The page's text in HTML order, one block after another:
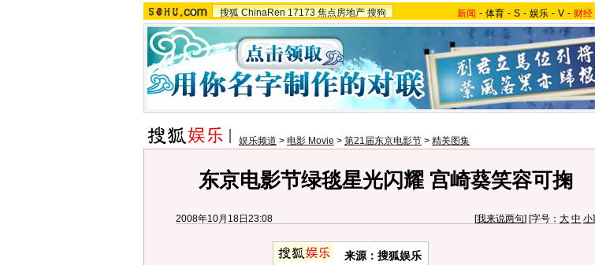
搜狐 ChinaRen 17173 焦点房地产 搜狗 新闻 - 体育 - S - 娱乐 - V - 财经
娱乐频道 > 电影 Movie > 第21届东京电影节 > 精美图集
东京电影节绿毯星光闪耀 宫崎葵笑容可掬
2008年10月18日23:08 [我来说两句] [字号： 大 中 小]
来源：搜狐娱乐